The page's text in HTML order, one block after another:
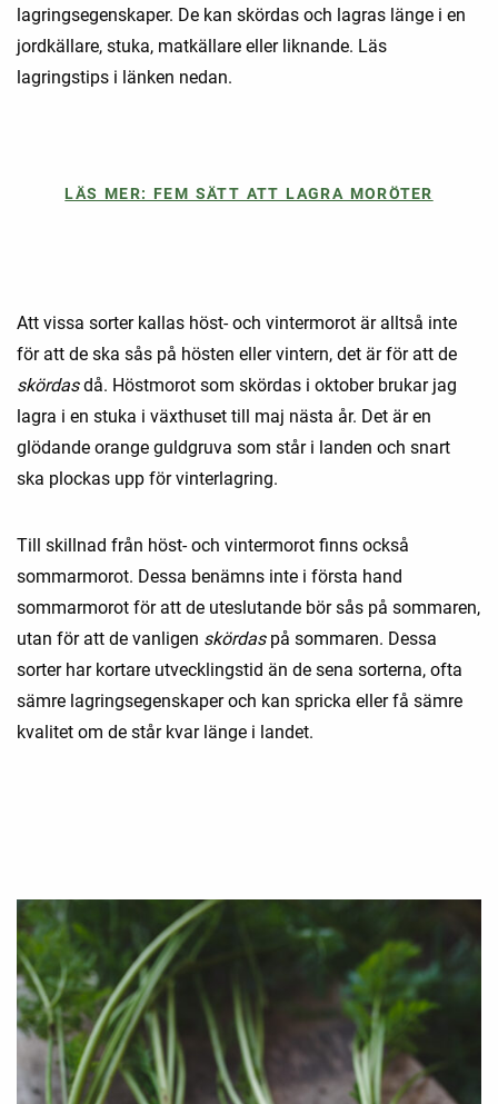
lagringsegenskaper. De kan skördas och lagras länge i en
jordkällare, stuka, matkällare eller liknande. Läs
lagringstips i länken nedan.
LÄS MER: FEM SÄTT ATT LAGRA MORÖTER
Att vissa sorter kallas höst- och vintermorot är alltså inte
för att de ska sås på hösten eller vintern, det är för att de
skördasdå. Höstmorot som skördas i oktober brukar jag
lagra i en stuka i växthuset till maj nästa år. Det är en
glödande orange guldgruva som står i landen och snart
ska plockas upp för vinterlagring.
Till skillnad från höst- och vintermorot finns också
sommarmorot. Dessa benämns inte i första hand
sommarmorot för att de uteslutande bör sås på sommaren,
utan för att de vanligen skördaspå sommaren. Dessa
sorter har kortare utvecklingstid än de sena sorterna, ofta
sämre lagringsegenskaper och kan spricka eller få sämre
kvalitet om de står kvar länge i landet.